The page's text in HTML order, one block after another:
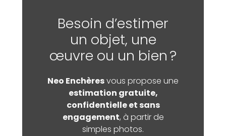
Besoin d’estimer
un objet, une
œuvre ou un bien ?
Neo Enchèresvous propose une
estimation gratuite,
confidentielle et sans
engagement, à partir de
simples photos.